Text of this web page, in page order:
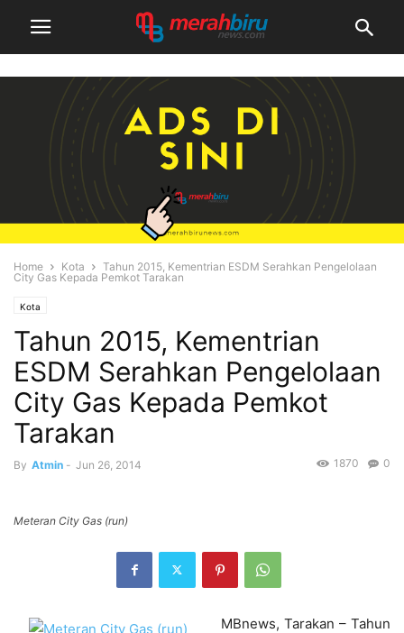
Home Kota
Tahun 2015, Kementrian ESDM Serahkan Pengelolaan
City Gas Kepada Pemkot Tarakan
Kota
Tahun 2015, Kementrian
ESDM Serahkan Pengelolaan
City Gas Kepada Pemkot
Tarakan
By Atmin - Jun 26, 2014 0
1870
Meteran City Gas (run)
MBnews, Tarakan – Tahun